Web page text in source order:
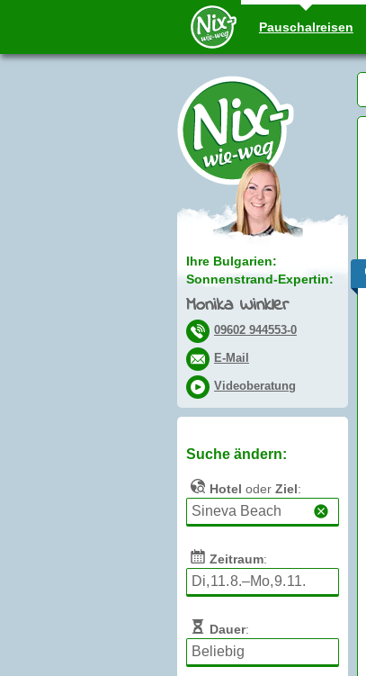
Pauschalreisen
Ihre Bulgarien:
Sonnenstrand-Expertin:
Monika Winkler
09602 944553-0
E-Mail
Videoberatung
Suche ändern:
Hotel oder Ziel:
Zeitraum:
Dauer: